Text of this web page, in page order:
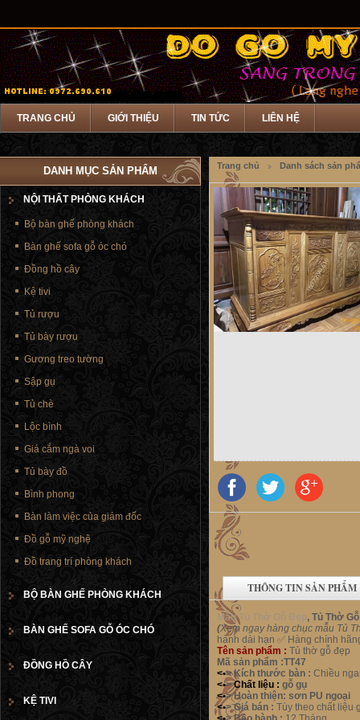
TRANG CHỦ GIỚI THIỆU TIN TỨC LIÊN HỆ
Trang chủ Danh sách sản
THÔNG TIN SẢN PHẨM
Mẫu Tủ Thờ Gỗ Đẹp , Tủ Thờ
(Xem ngay hàng chục mẫu Tủ
hành dài hạn ✅ Hàng chính
Tên sản phẩm : Tủ thờ gỗ đẹp
Mã sản phẩm :TT47
<•> Kích thước bàn : Chiều
<•>Chất liệu : gỗ gụ
<•> Hoàn thiện: sơn PU ngoại
<•> Giá bán : Tùy theo chất liệu
DANH MỤC SẢN PHẨM
NỘI THẤT PHÒNG KHÁCH
Bộ bàn ghế phòng khách
Bàn ghế sofa gỗ óc chó
Đồng hồ cây
Kệ tivi
Tủ rượu
Tủ bày rượu
Gương treo tường
Sập gụ
Tủ chè
Lộc bình
Giá cắm ngà voi
Tủ bày đồ
Bình phong
Bàn làm việc của giám đốc
Đồ gỗ mỹ nghệ
Đồ trang trí phòng khách
BỘ BÀN GHẾ PHÒNG KHÁCH
BÀN GHẾ SOFA GỖ ÓC CHÓ
ĐỒNG HỒ CÂY
KỆ TIVI